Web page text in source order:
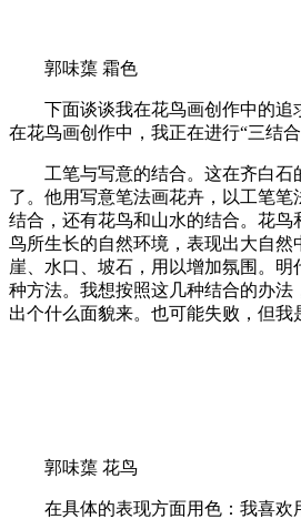
郭味蕖 霜色
下面谈谈我在花鸟画创作中的追
在花鸟画创作中，我正在进行“三结合
工笔与写意的结合。这在齐白石
了。他用写意笔法画花卉，以工笔笔
结合，还有花鸟和山水的结合。花鸟
鸟所生长的自然环境，表现出大自然
崖、水口、坡石，用以增加氛围。
种方法。我想按照这几种结合的办法
出个什么面貌来。也可能失败，但我
郭味蕖 花鸟
在具体的表现方面用色：我喜欢